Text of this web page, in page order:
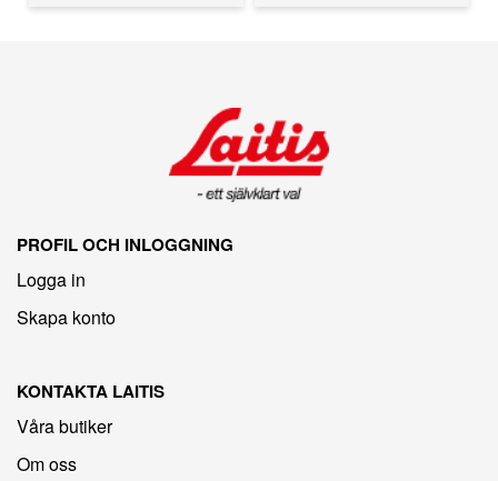
PROFIL OCH INLOGGNING
Logga in
Skapa konto
KONTAKTA LAITIS
Våra butiker
Om oss